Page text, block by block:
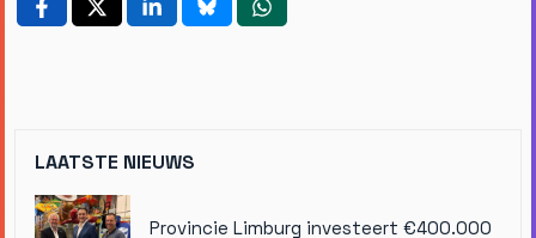
LAATSTE NIEUWS
Provincie Limburg investeert €400.000